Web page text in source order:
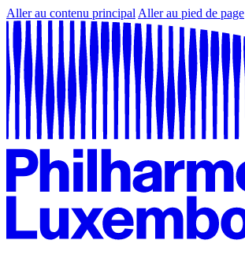
Aller au contenu principal Aller au pied de page